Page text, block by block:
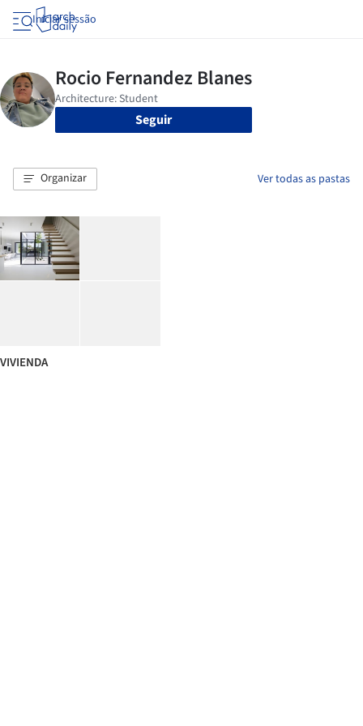
Iniciar sessão
Seguir
Organizar Ver todas as pastas
VIVIENDA